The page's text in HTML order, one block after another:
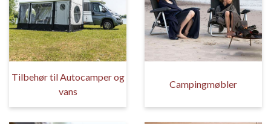
Tilbehør til Autocamper og
vans
Campingmøbler